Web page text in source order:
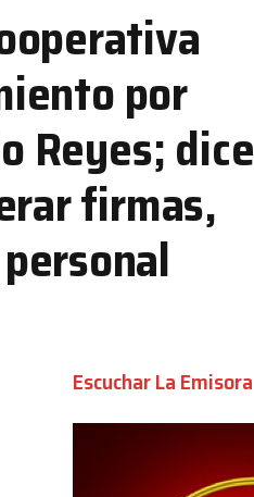
por
Reyes; dice
firmas,
Escuchar La Emisora